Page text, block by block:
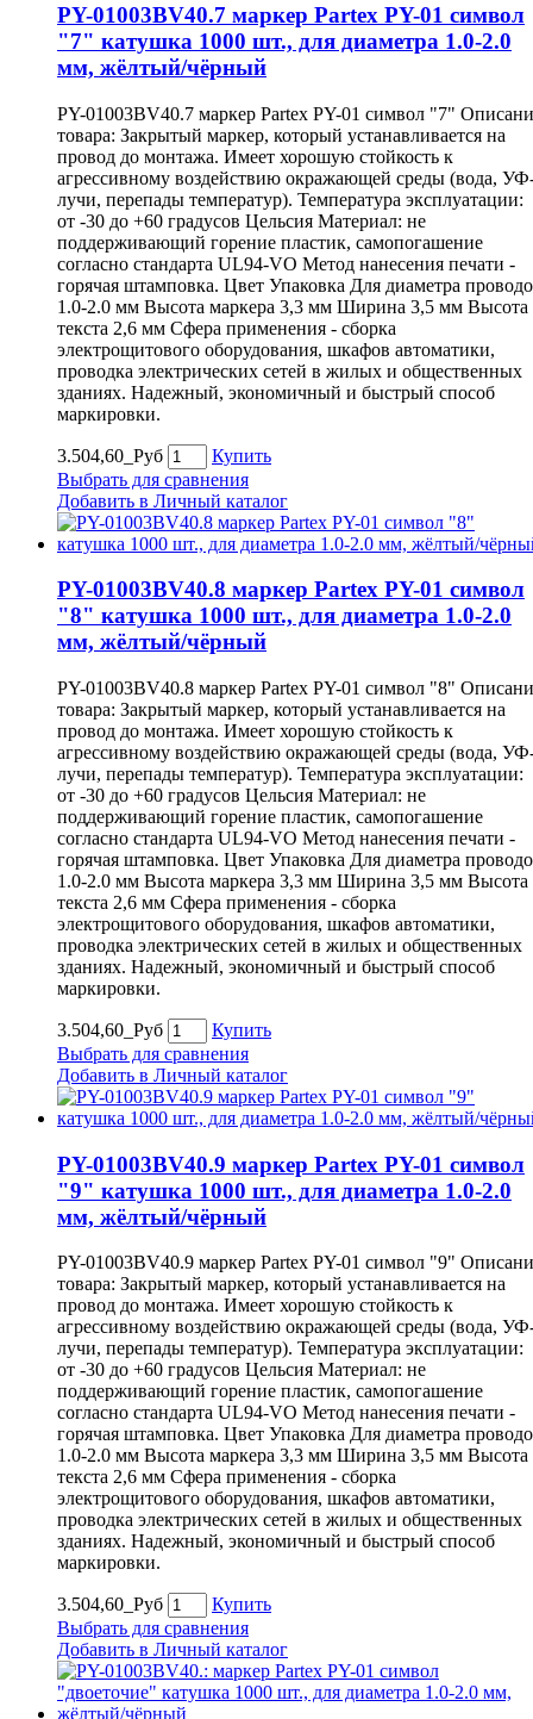
PY-01003BV40.7 маркер Partex PY-01 символ
"7" катушка 1000 шт., для диаметра 1.0-2.0
мм, жёлтый/чёрный
PY-01003BV40.7 маркер Partex PY-01 символ "7"
товара: Закрытый маркер, который устанавливается на
провод до монтажа. Имеет хорошую стойкость к
агрессивному воздействию окражающей среды (вода,
лучи, перепады температур). Температура эксплуатации:
от -30 до +60 градусов Цельсия Материал: не
поддерживающий горение пластик, самопогашение
согласно стандарта UL94-VO Метод нанесения печати -
горячая штамповка. Цвет Упаковка Для диаметра
1.0-2.0 мм Высота маркера 3,3 мм Ширина 3,5 мм Высота
текста 2,6 мм Сфера применения - сборка
электрощитового оборудования, шкафов автоматики,
проводка электрических сетей в жилых и общественных
зданиях. Надежный, экономичный и быстрый способ
маркировки.
3.504,60_Руб
Купить
Выбрать для сравнения
Добавить в Личный каталог
PY-01003BV40.8 маркер Partex PY-01 символ
"8" катушка 1000 шт., для диаметра 1.0-2.0
мм, жёлтый/чёрный
PY-01003BV40.8 маркер Partex PY-01 символ "8"
товара: Закрытый маркер, который устанавливается на
провод до монтажа. Имеет хорошую стойкость к
агрессивному воздействию окражающей среды (вода,
лучи, перепады температур). Температура эксплуатации:
от -30 до +60 градусов Цельсия Материал: не
поддерживающий горение пластик, самопогашение
согласно стандарта UL94-VO Метод нанесения печати -
горячая штамповка. Цвет Упаковка Для диаметра
1.0-2.0 мм Высота маркера 3,3 мм Ширина 3,5 мм Высота
текста 2,6 мм Сфера применения - сборка
электрощитового оборудования, шкафов автоматики,
проводка электрических сетей в жилых и общественных
зданиях. Надежный, экономичный и быстрый способ
маркировки.
3.504,60_Руб
Купить
Выбрать для сравнения
Добавить в Личный каталог
PY-01003BV40.9 маркер Partex PY-01 символ
"9" катушка 1000 шт., для диаметра 1.0-2.0
мм, жёлтый/чёрный
PY-01003BV40.9 маркер Partex PY-01 символ "9"
товара: Закрытый маркер, который устанавливается на
провод до монтажа. Имеет хорошую стойкость к
агрессивному воздействию окражающей среды (вода,
лучи, перепады температур). Температура эксплуатации:
от -30 до +60 градусов Цельсия Материал: не
поддерживающий горение пластик, самопогашение
согласно стандарта UL94-VO Метод нанесения печати -
горячая штамповка. Цвет Упаковка Для диаметра
1.0-2.0 мм Высота маркера 3,3 мм Ширина 3,5 мм Высота
текста 2,6 мм Сфера применения - сборка
электрощитового оборудования, шкафов автоматики,
проводка электрических сетей в жилых и общественных
зданиях. Надежный, экономичный и быстрый способ
маркировки.
3.504,60_Руб
Купить
Выбрать для сравнения
Добавить в Личный каталог